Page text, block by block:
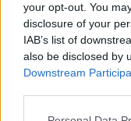
your opt-out. You
disclosure of your
IAB’s list of
also be disclosed by
Downstream